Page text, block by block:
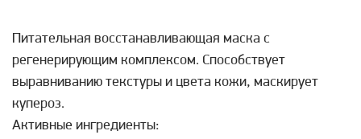
Питательная восстанавливающая маска с
регенерирующим комплексом. Способствует
выравниванию текстуры и цвета кожи, маскирует
купероз.
Активные ингредиенты: